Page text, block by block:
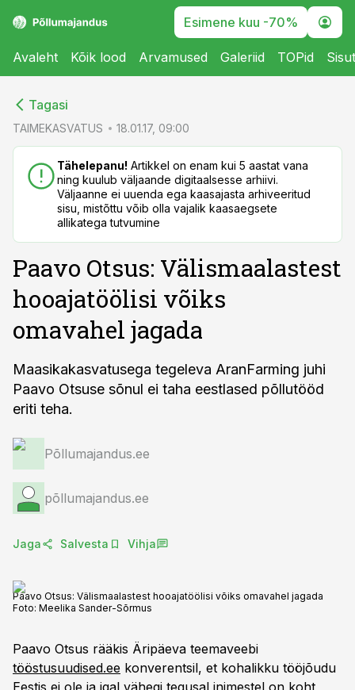
Esimene kuu -70%
Avaleht Kõik lood Arvamused Galeriid TOPid
Tagasi
TAIMEKASVATUS 18.01.17, 09:00
Tähelepanu! Artikkel on enam kui 5 aastat vana
ning kuulub väljaande digitaalsesse arhiivi.
Väljaanne ei uuenda ega kaasajasta arhiveeritud
sisu, mistõttu võib olla vajalik kaasaegsete
allikatega tutvumine
Paavo Otsus: Välismaalastest
hooajatöölisi võiks
omavahel jagada
Maasikakasvatusega tegeleva AranFarming juhi
Paavo Otsuse sõnul ei taha eestlased põllutööd
eriti teha.
Põllumajandus.ee
põllumajandus.ee
Jaga Salvesta Vihja
Paavo Otsus: Välismaalastest hooajatöölisi võiks omavahel jagada
Foto: Meelika Sander-Sõrmus
Paavo Otsus rääkis Äripäeva teemaveebi
tööstusuudised.ee konverentsil, et kohalikku tööjõudu
Eestis ei ole ja igal vähegi tegusal inimestel on koht